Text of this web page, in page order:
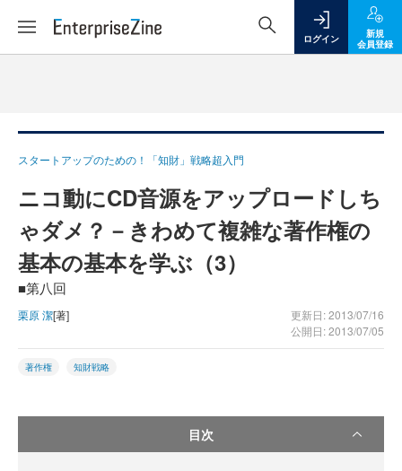
ログイン
新規
会員登録
スタートアップのための！「知財」戦略超入門
ニコ動にCD音源をアップロードしち
ゃダメ？－きわめて複雑な著作権の
基本の基本を学ぶ（3）
■第八回
栗原 潔[著]
更新日: 2013/07/16
公開日: 2013/07/05
著作権 知財戦略
目次